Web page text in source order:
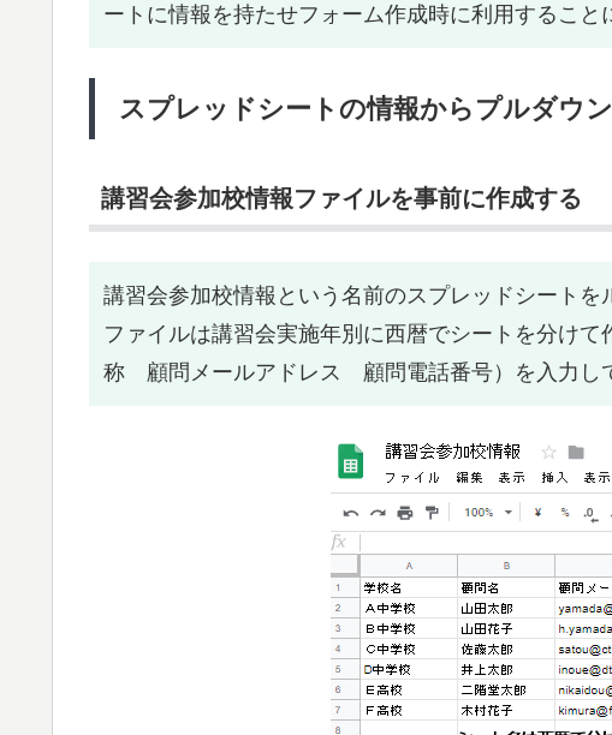
ートに情報を持たせフォーム作成時に利用すること
スプレッドシートの情報からプルダウ
講習会参加校情報ファイルを事前に作成する
講習会参加校情報という名前のスプレッドシートを
ファイルは講習会実施年別に西暦でシートを分け
称 顧問メールアドレス 顧問電話番号）を入力し